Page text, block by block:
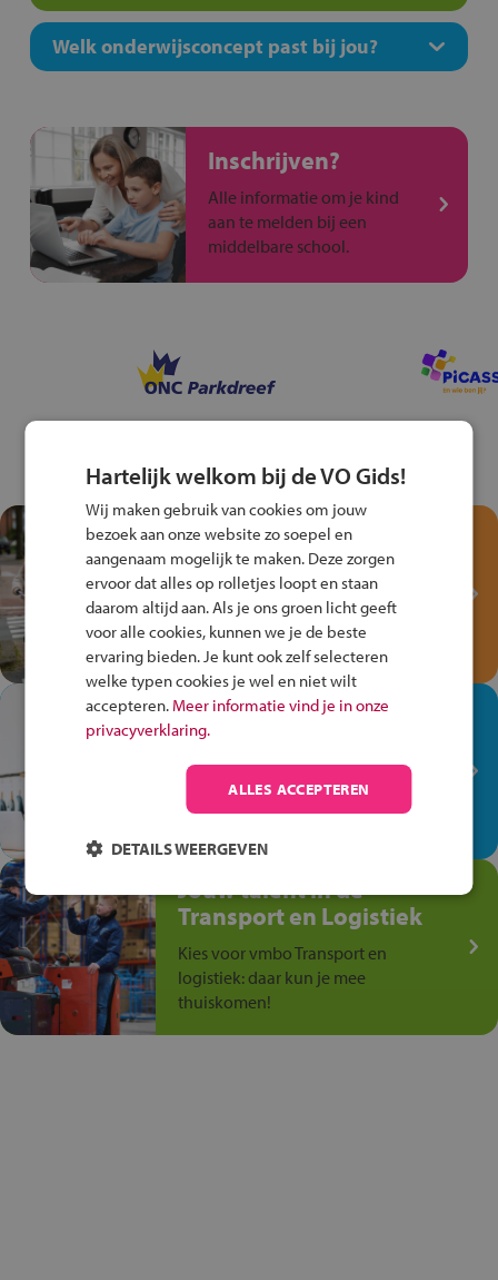
Welk onderwijsconcept past bij jou?
Inschrijven?
Alle informatie om je kind
aan te melden bij een
middelbare school.
Test je kennis met het
Fiets Veilig
Verkeersspel!
Speel het Fiets Veilig Verkeersspel
en win een Cortina-fiets!
In de winkel ben je op je
plek!
Ontdek via het vmbo jouw talent
op de winkelvloer, waar elke dag
Jouw talent in de
Transport en Logistiek
Kies voor vmbo Transport en
logistiek: daar kun je mee
thuiskomen!
Hartelijk welkom bij de VO Gids!
Wij maken gebruik van cookies om jouw
bezoek aan onze website zo soepel en
aangenaam mogelijk te maken. Deze zorgen
ervoor dat alles op rolletjes loopt en staan
daarom altijd aan. Als je ons groen licht geeft
voor alle cookies, kunnen we je de beste
ervaring bieden. Je kunt ook zelf selecteren
welke typen cookies je wel en niet wilt
accepteren. Meer informatie vind je in onze
privacyverklaring.
ALLES ACCEPTEREN
DETAILS WEERGEVEN